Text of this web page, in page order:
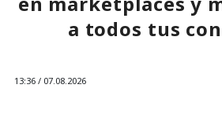
a todos tus
13:36 / 07.08.2026